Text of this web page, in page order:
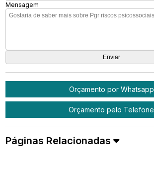
Mensagem
Orçamento por Whatsapp
Orçamento pelo Telefone
Páginas Relacionadas